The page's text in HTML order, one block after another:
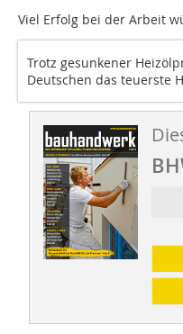
Viel Erfolg bei der Arbeit
Trotz gesunkener
Deutschen das teuerste